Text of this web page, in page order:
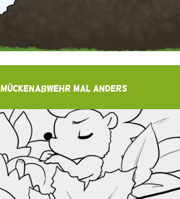
MÜCKENABWEHR MAL ANDERS